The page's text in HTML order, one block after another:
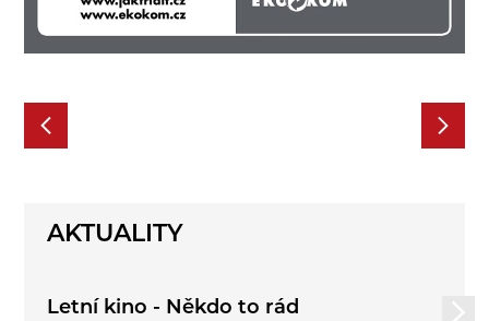
AKTUALITY
Letní kino - Někdo to rád